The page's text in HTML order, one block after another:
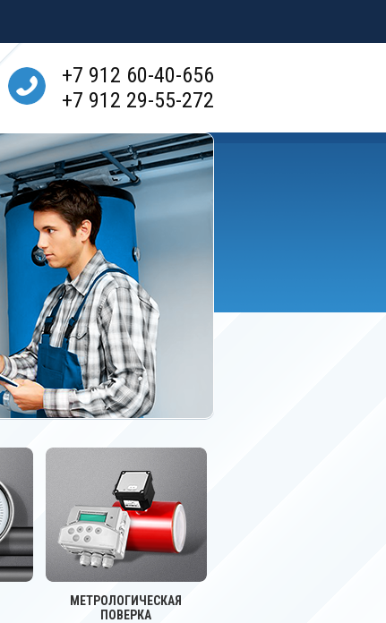
+7 912 60-40-656
+7 912 29-55-272
МЕТРОЛОГИЧЕСКАЯ
ПОВЕРКА